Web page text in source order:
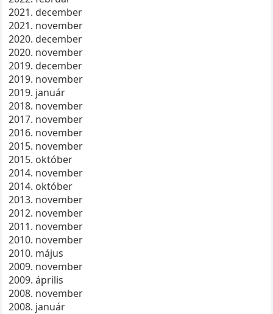
2021. december
2021. november
2020. december
2020. november
2019. december
2019. november
2019. január
2018. november
2017. november
2016. november
2015. november
2015. október
2014. november
2014. október
2013. november
2012. november
2011. november
2010. november
2010. május
2009. november
2009. április
2008. november
2008. január